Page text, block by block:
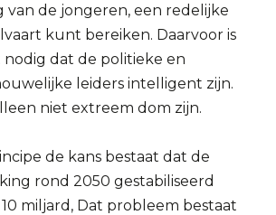
van de jongeren, een redelijke
kunt bereiken. Daarvoor is
dat de politieke en
leiders intelligent zijn.
niet extreem dom zijn.
de kans bestaat dat de
rond 2050 gestabiliseerd
miljard, Dat probleem bestaat